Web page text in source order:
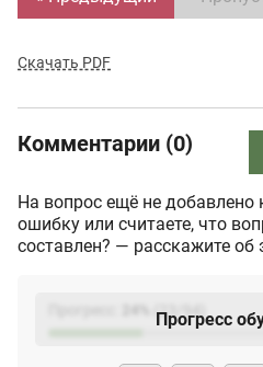
Скачать PDF
Комментарии (0)
На вопрос ещё не
ошибку или считаете, что
составлен? — расскажите об
(23
Прогресс